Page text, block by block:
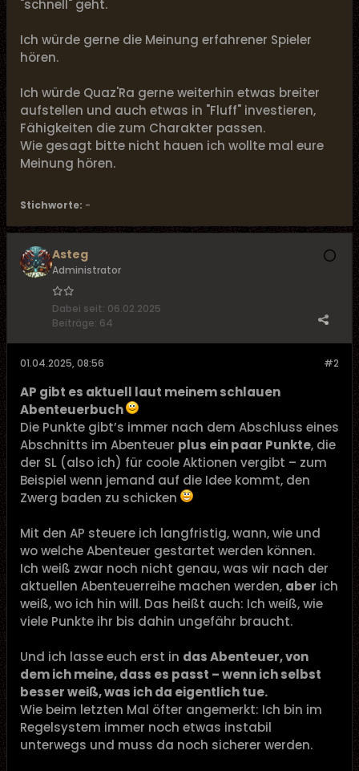
"schnell" geht.
Ich würde gerne die Meinung erfahrener Spieler
hören.
Ich würde Quaz'Ra gerne weiterhin etwas breiter
aufstellen und auch etwas in "Fluff" investieren,
Fähigkeiten die zum Charakter passen.
Wie gesagt bitte nicht hauen ich wollte mal eure
Meinung hören.
Stichworte: -
Asteg
Administrator
Dabei seit: 06.02.2025
Beiträge: 64
#2
01.04.2025, 08:56
AP gibt es aktuell laut meinem schlauen
Abenteuerbuch
Die Punkte gibt’s immer nach dem Abschluss eines
Abschnitts im Abenteuer plus ein paar Punkte, die
der SL (also ich) für coole Aktionen vergibt – zum
Beispiel wenn jemand auf die Idee kommt, den
Zwerg baden zu schicken
Mit den AP steuere ich langfristig, wann, wie und
wo welche Abenteuer gestartet werden können.
Ich weiß zwar noch nicht genau, was wir nach der
aktuellen Abenteuerreihe machen werden, aber ich
weiß, wo ich hin will. Das heißt auch: Ich weiß, wie
viele Punkte ihr bis dahin ungefähr braucht.
Und ich lasse euch erst in das Abenteuer, von
dem ich meine, dass es passt – wenn ich selbst
besser weiß, was ich da eigentlich tue.
Wie beim letzten Mal öfter angemerkt: Ich bin im
Regelsystem immer noch etwas instabil
unterwegs und muss da noch sicherer werden.